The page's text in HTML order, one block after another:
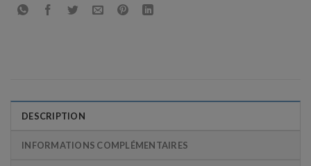
DESCRIPTION
INFORMATIONS COMPLÉMENTAIRES